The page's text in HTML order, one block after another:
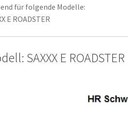
für folgende Modelle:
E ROADSTER
SAXXX E ROADSTER